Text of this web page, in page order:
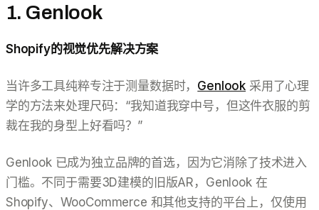
1. Genlook
Shopify的视觉优先解决方案
当许多工具纯粹专注于测量数据时， Genlook 采用了心理
学的方法来处理尺码：“我知道我穿中号，但这件衣服的剪
裁在我的身型上好看吗？”
Genlook 已成为独立品牌的首选，因为它消除了技术进入
门槛。不同于需要3D建模的旧版AR，Genlook 在
Shopify、WooCommerce 和其他支持的平台上，仅使用